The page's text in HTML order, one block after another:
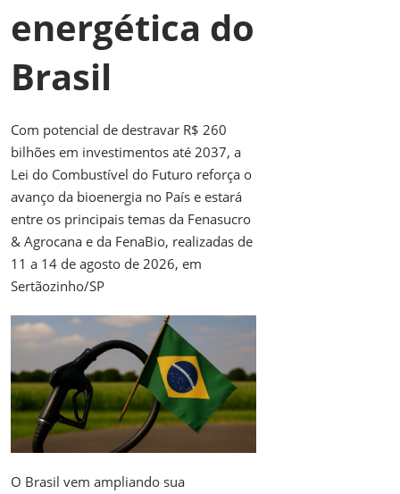
energética do
Brasil
Com potencial de destravar R$ 260
bilhões em investimentos até 2037, a
Lei do Combustível do Futuro reforça o
avanço da bioenergia no País e estará
entre os principais temas da Fenasucro
& Agrocana e da FenaBio, realizadas de
11 a 14 de agosto de 2026, em
Sertãozinho/SP
O Brasil vem ampliando sua